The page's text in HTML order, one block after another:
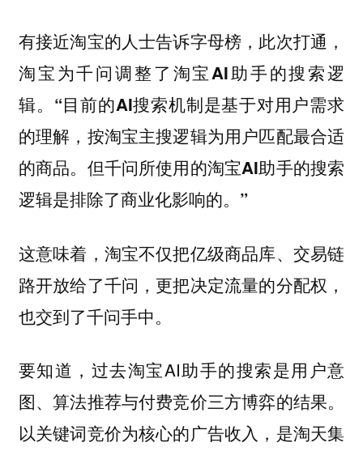
有接近淘宝的人士告诉字母榜，此次打通，
淘宝为千问调整了淘宝AI助手的搜索逻
辑。“目前的AI搜索机制是基于对用户需求
的理解，按淘宝主搜逻辑为用户匹配最合适
的商品。但千问所使用的淘宝AI助手的搜索
逻辑是排除了商业化影响的。”
这意味着，淘宝不仅把亿级商品库、交易链
路开放给了千问，更把决定流量的分配权，
也交到了千问手中。
要知道，过去淘宝AI助手的搜索是用户意
图、算法推荐与付费竞价三方博弈的结果。
以关键词竞价为核心的广告收入，是淘天集